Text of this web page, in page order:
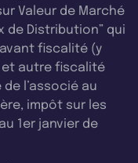
Valeur de Marché
de Distribution” qui
fiscalité (y
et autre fiscalité
l’associé au
impôt sur les
1er janvier de